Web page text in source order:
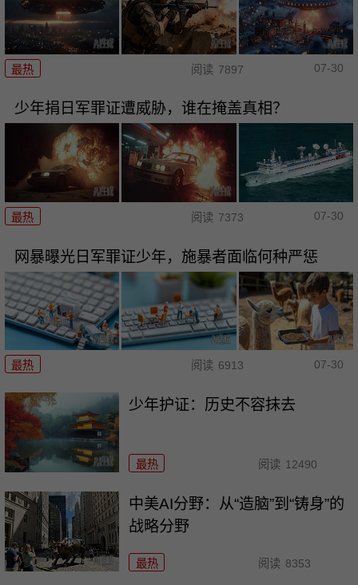
最热 阅读 7897 07-30
少年捐日军罪证遭威胁，谁在掩盖真相？
最热 阅读 7373 07-30
网暴曝光日军罪证少年，施暴者面临何种严惩
最热 阅读 6913 07-30
少年护证：历史不容抹去
最热 阅读 12490
中美AI分野：从“造脑”到“铸身”的
战略分野
最热 阅读 8353